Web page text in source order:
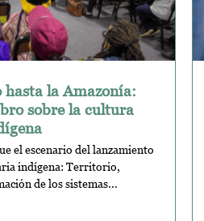
hasta la Amazonía:
sobre la cultura
el escenario del lanzamiento
indígena: Territorio,
de los sistemas...